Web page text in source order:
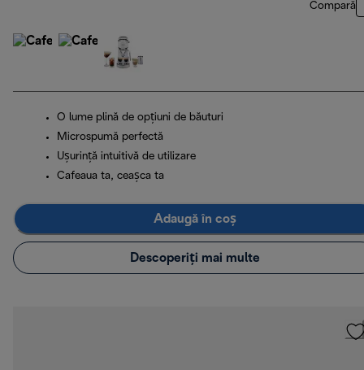
Compară
O lume plină de opțiuni de băuturi
Microspumă perfectă
Ușurință intuitivă de utilizare
Cafeaua ta, ceașca ta
Adaugă în coș
Descoperiți mai multe